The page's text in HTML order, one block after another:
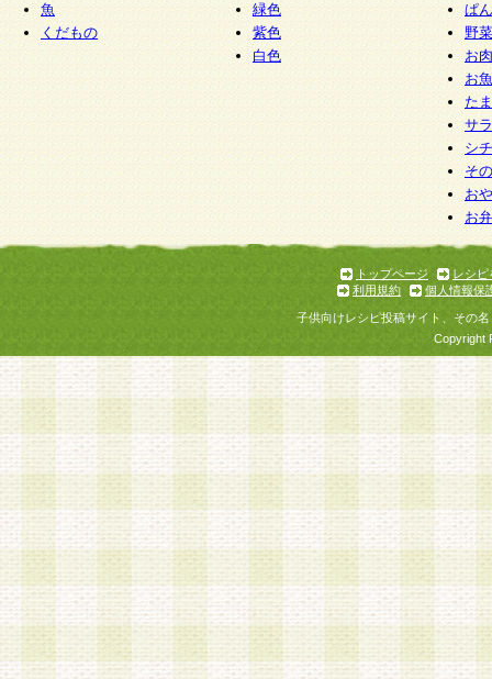
魚
くだもの
緑色
紫色
白色
ぱん
野
お
お
た
サ
シ
そ
お
お
トップページ
レシピ
利用規約
個人情報保
子供向けレシピ投稿サイト、その
Copyright